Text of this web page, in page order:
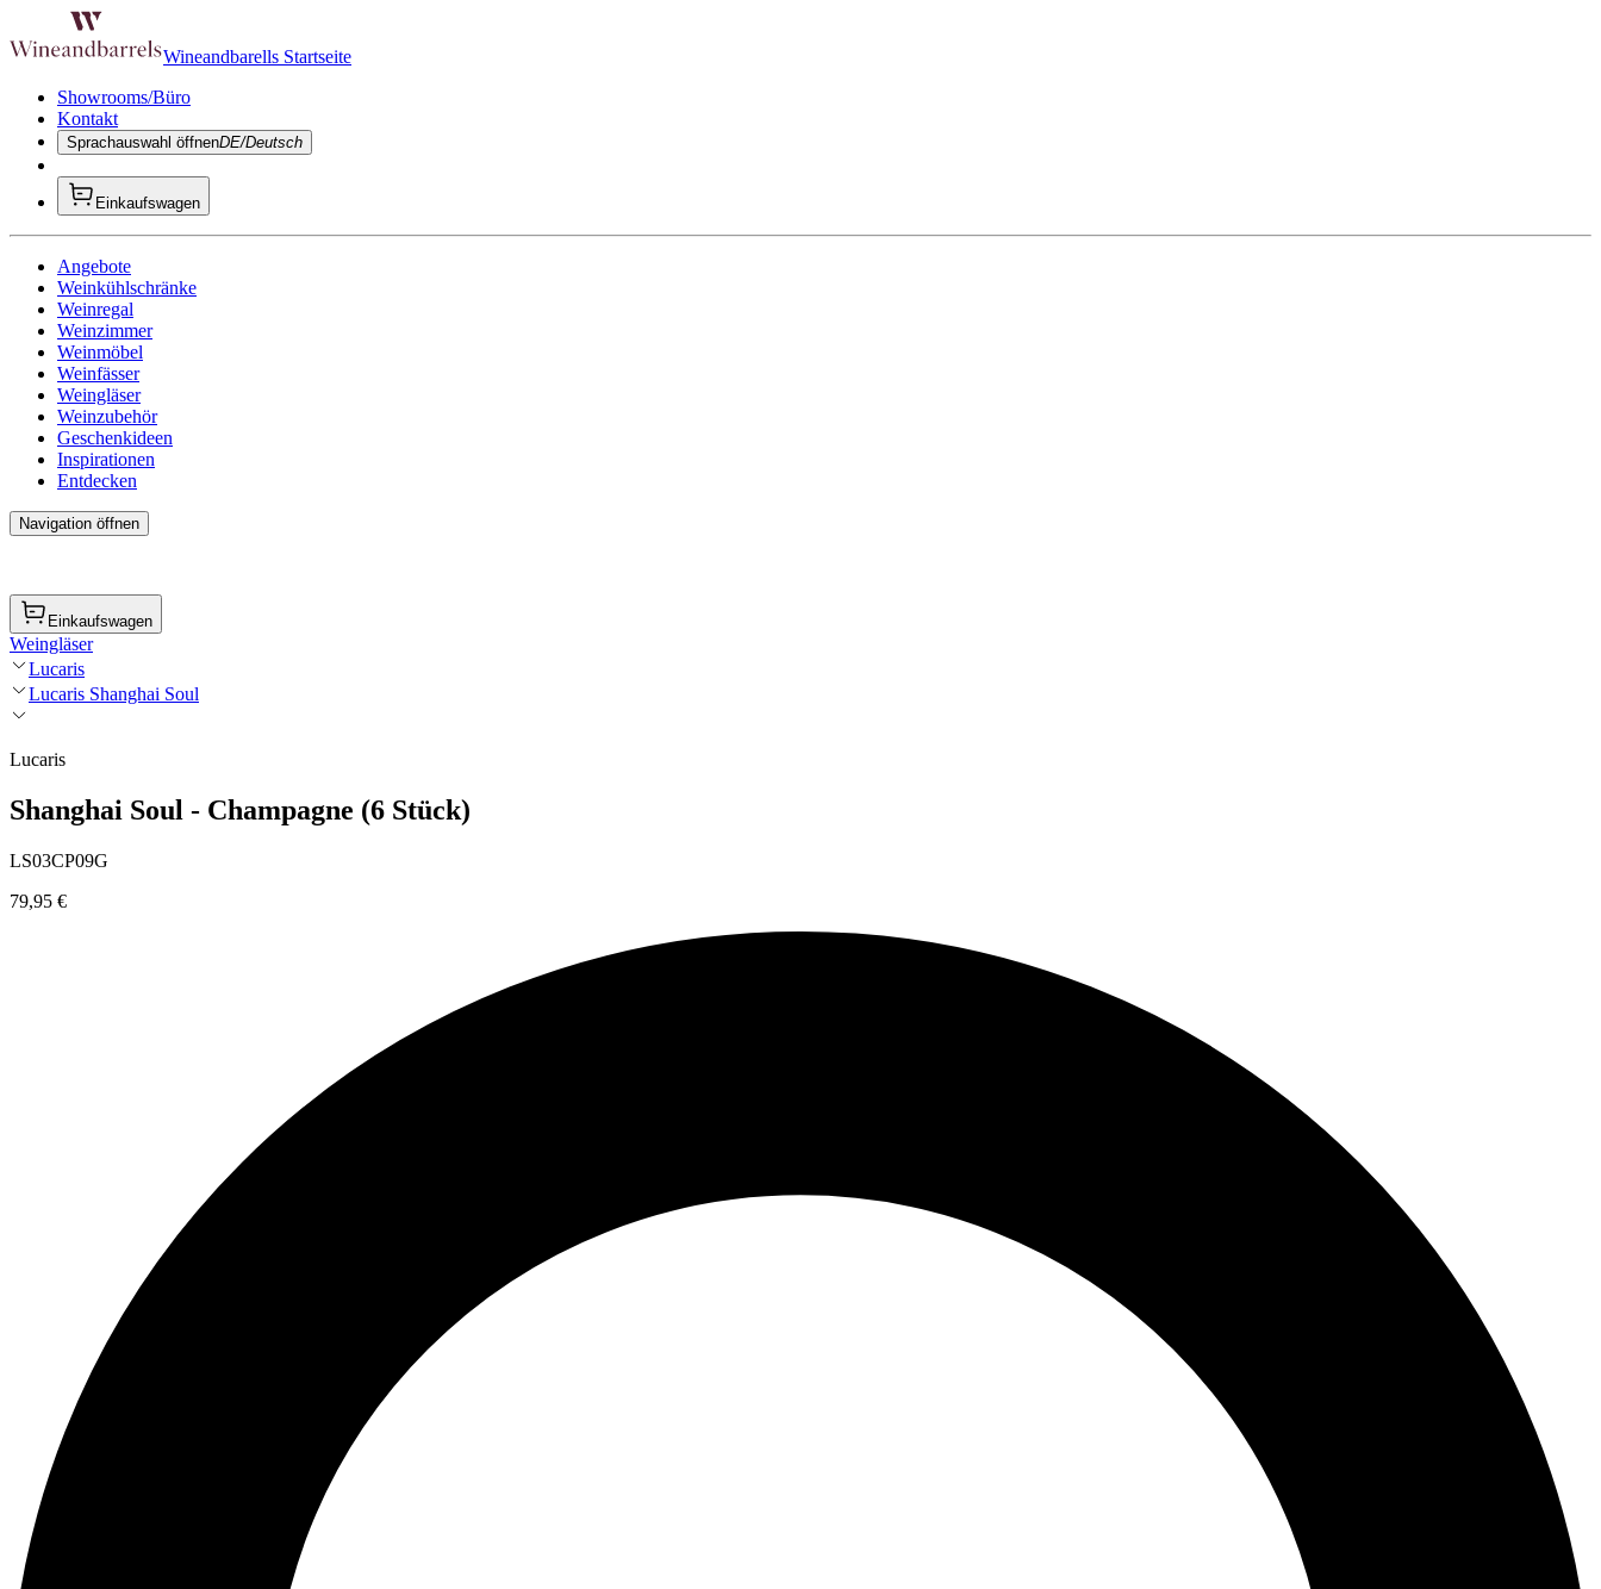
Wineandbarells Startseite
Showrooms/Büro
Kontakt
Sprachauswahl öffnenDE/Deutsch
Einkaufswagen
Angebote
Weinkühlschränke
Weinregal
Weinzimmer
Weinmöbel
Weinfässer
Weingläser
Weinzubehör
Geschenkideen
Inspirationen
Entdecken
Navigation öffnen
Einkaufswagen
Weingläser
Lucaris
Lucaris Shanghai Soul
Lucaris
Shanghai Soul - Champagne (6 Stück)
LS03CP09G
79,95 €